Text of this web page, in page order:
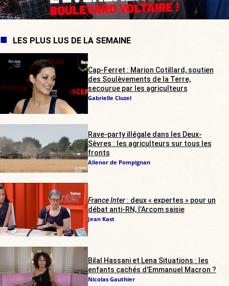
LES PLUS LUS DE LA SEMAINE
Cap-Ferret : Marion Cotillard, soutien
des Soulèvements de la Terre,
secourue par les agriculteurs
Gabrielle Cluzel
Rave-party illégale dans les Deux-
Sèvres : les agriculteurs sur tous les
fronts
Alienor de Pompignan
France Inter: deux « expertes » pour un
débat anti-RN, l’Arcom saisie
Jean Kast
Bilal Hassani et Lena Situations : les
enfants cachés d’Emmanuel Macron ?
Nicolas Gauthier